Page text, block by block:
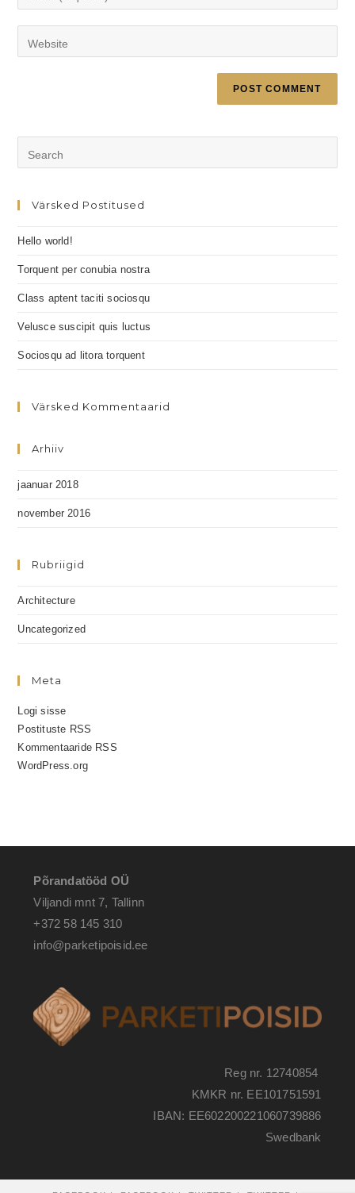
Värsked Postitused
Hello world!
Torquent per conubia nostra
Class aptent taciti sociosqu
Velusce suscipit quis luctus
Sociosqu ad litora torquent
Värsked Kommentaarid
Arhiiv
jaanuar 2018
november 2016
Rubriigid
Architecture
Uncategorized
Meta
Logi sisse
Postituste RSS
Kommentaaride RSS
WordPress.org
Põrandatööd OÜ
Viljandi mnt 7, Tallinn
+372 58 145 310
info@parketipoisid.ee
Reg nr. 12740854
KMKR nr. EE101751591
IBAN: EE602200221060739886
Swedbank